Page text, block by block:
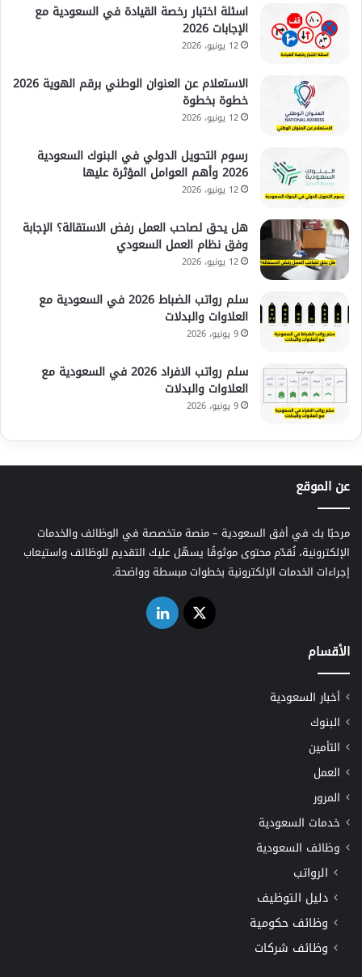
اسئلة اختبار رخصة القيادة في السعودية مع
الإجابات 2026
12 يونيو، 2026
الاستعلام عن العنوان الوطني برقم الهوية 2026
خطوة بخطوة
12 يونيو، 2026
رسوم التحويل الدولي في البنوك السعودية
2026 وأهم العوامل المؤثرة عليها
12 يونيو، 2026
هل يحق لصاحب العمل رفض الاستقالة؟ الإجابة
وفق نظام العمل السعودي
12 يونيو، 2026
سلم رواتب الضباط 2026 في السعودية مع
العلاوات والبدلات
9 يونيو، 2026
سلم رواتب الافراد 2026 في السعودية مع
العلاوات والبدلات
9 يونيو، 2026
عن الموقع
مرحبًا بك في أفق السعودية – منصة متخصصة في الوظائف والخدمات
الإلكترونية، نُقدّم محتوى موثوقًا يسهّل عليك التقديم للوظائف واستيعاب
إجراءات الخدمات الإلكترونية بخطوات مبسطة وواضحة.
‫X لينكدإن
الأقسام
أخبار السعودية
البنوك
التأمين
العمل
المرور
خدمات السعودية
وظائف السعودية
الرواتب
دليل التوظيف
وظائف حكومية
وظائف شركات